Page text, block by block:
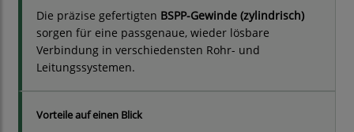
Die präzise gefertigten BSPP-Gewinde (zylindrisch)
sorgen für eine passgenaue, wieder lösbare
Verbindung in verschiedensten Rohr- und
Leitungssystemen.
Vorteile auf einen Blick